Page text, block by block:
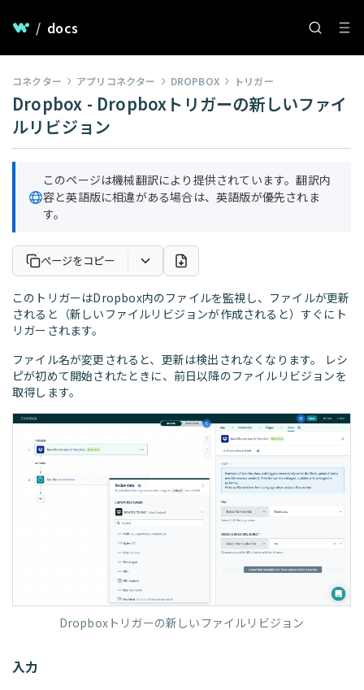
/ docs
コネクター アプリコネクター DROPBOX トリガー
Dropbox - Dropboxトリガーの新しいファイ
ルリビジョン
このページは機械翻訳により提供されています。翻訳内
容と英語版に相違がある場合は、英語版が優先されま
す。
ページをコピー
このトリガーはDropbox内のファイルを監視し、ファイルが更新
されると（新しいファイルリビジョンが作成されると）すぐにト
リガーされます。
ファイル名が変更されると、更新は検出されなくなります。 レシ
ピが初めて開始されたときに、前日以降のファイルリビジョンを
取得します。
Dropboxトリガーの新しいファイルリビジョン
入力